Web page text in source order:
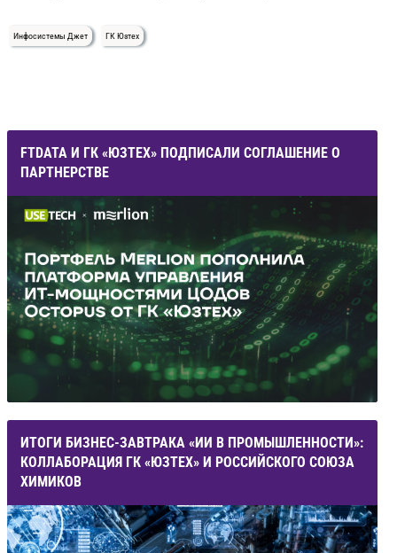
Инфосистемы Джет ГК Юзтех
FTDATA И ГК «ЮЗТЕХ» ПОДПИСАЛИ СОГЛАШЕНИЕ О
ПАРТНЕРСТВЕ
ИТОГИ БИЗНЕС-ЗАВТРАКА «ИИ В ПРОМЫШЛЕННОСТИ»:
КОЛЛАБОРАЦИЯ ГК «ЮЗТЕХ» И РОССИЙСКОГО СОЮЗА
ХИМИКОВ